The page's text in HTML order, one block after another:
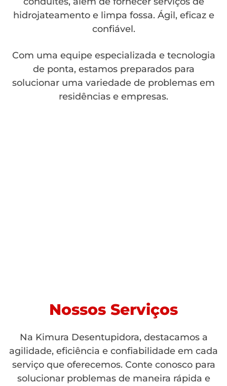
hidrojateamento e limpa fossa. Ágil, eficaz e
confiável.
Com uma equipe especializada e tecnologia
de ponta, estamos preparados para
solucionar uma variedade de problemas em
residências e empresas.
Nossos Serviços
Na Kimura Desentupidora, destacamos a
agilidade, eficiência e confiabilidade em cada
serviço que oferecemos. Conte conosco para
solucionar problemas de maneira rápida e